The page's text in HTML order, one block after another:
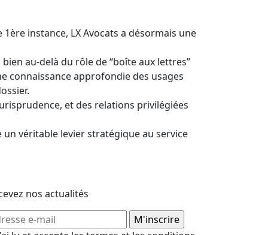
instance, LX Avocats a désormais une
au-delà du rôle de “boîte aux lettres”
connaissance approfondie des usages
et des relations privilégiées
véritable levier stratégique au service
nos actualités